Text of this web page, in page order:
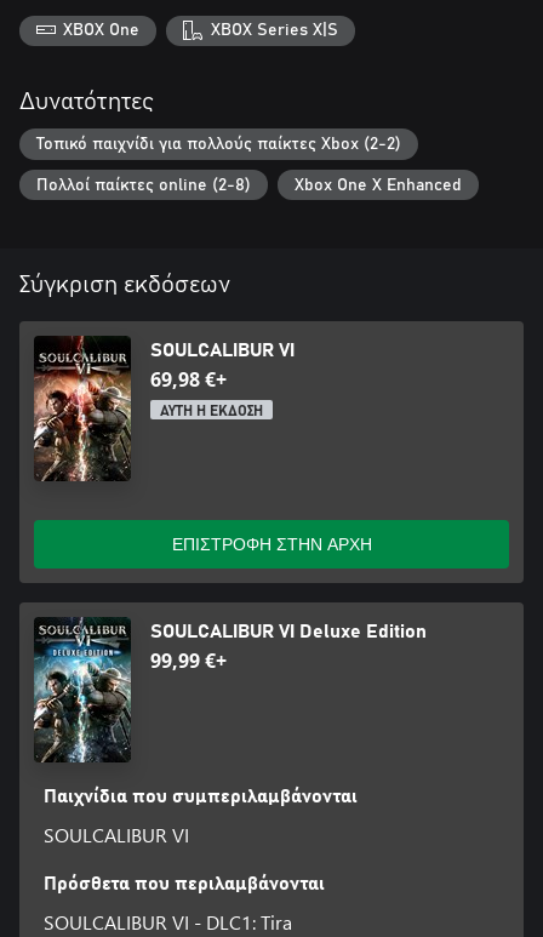
XBOX One XBOX Series X|S
Δυνατότητες
Τοπικό παιχνίδι για πολλούς παίκτες Xbox (2-2)
Πολλοί παίκτες online (2-8) Xbox One X Enhanced
Σύγκριση εκδόσεων
SOULCALIBUR VI
69,98 €+
ΑΥΤΗ Η ΕΚΔΟΣΗ
ΕΠΙΣΤΡΟΦΗ ΣΤΗΝ ΑΡΧΗ
SOULCALIBUR VI Deluxe Edition
99,99 €+
Παιχνίδια που συμπεριλαμβάνονται
SOULCALIBUR VI
Πρόσθετα που περιλαμβάνονται
SOULCALIBUR VI - DLC1: Tira